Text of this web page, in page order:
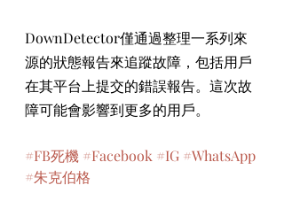
DownDetector僅通過整理一系列來
源的狀態報告來追蹤故障，包括用戶
在其平台上提交的錯誤報告。這次故
障可能會影響到更多的用戶。
#FB死機 #Facebook #IG #WhatsApp
#朱克伯格